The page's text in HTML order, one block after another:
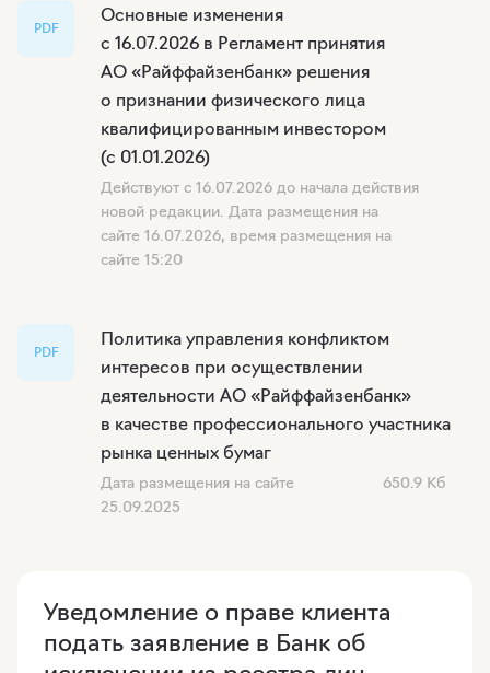
PDF
Основные изменения
с 16.07.2026 в Регламент принятия
АО «Райффайзенбанк» решения
о признании физического лица
квалифицированным инвестором
(с 01.01.2026)
Действуют с 16.07.2026 до начала действия
новой редакции. Дата размещения на
сайте 16.07.2026, время размещения на
сайте 15:20
PDF
Политика управления конфликтом
интересов при осуществлении
деятельности АО «Райффайзенбанк»
в качестве профессионального участника
рынка ценных бумаг
Дата размещения на сайте
25.09.2025
650.9 Кб
Уведомление о праве клиента
подать заявление в Банк об